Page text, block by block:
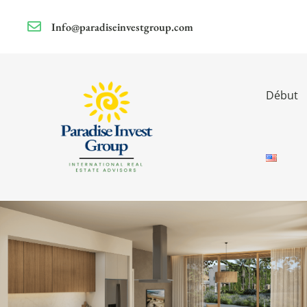
Info@paradiseinvestgroup.com
Début